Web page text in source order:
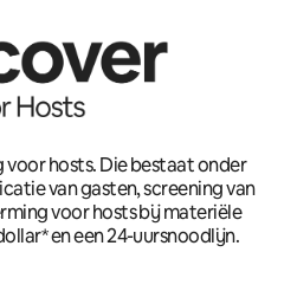
hosts. Die bestaat onder
van gasten, screening van
voor hosts bij materiële
en een 24-uursnoodlijn.